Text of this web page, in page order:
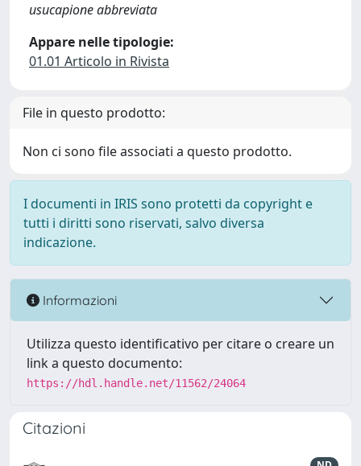
usucapione abbreviata
Appare nelle tipologie:
01.01 Articolo in Rivista
File in questo prodotto:
Non ci sono file associati a questo prodotto.
I documenti in IRIS sono protetti da copyright e
tutti i diritti sono riservati, salvo diversa
indicazione.
Informazioni
Utilizza questo identificativo per citare o creare un
link a questo documento:
https://hdl.handle.net/11562/24064
Citazioni